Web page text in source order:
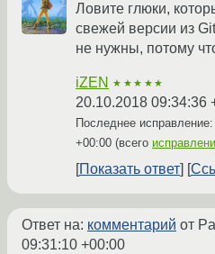
Ловите глюки,
свежей версии из
не нужны, потому
iZEN ★★★★★
20.10.2018 09:34:36
Последнее
+00:00 (всего
Показать ответ
Ответ на: комментарий от
09:31:10 +00:00